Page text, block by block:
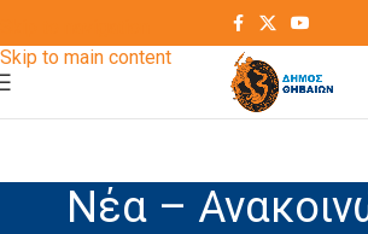
Skip to main content
Νέα –